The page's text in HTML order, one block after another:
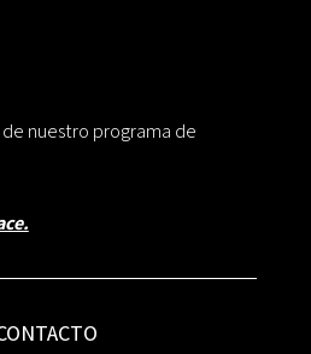
nuestro programa de